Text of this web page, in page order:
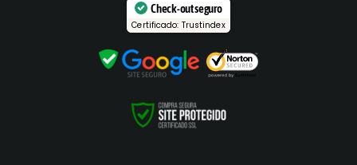
Check-out seguro
Certificado: Trustindex